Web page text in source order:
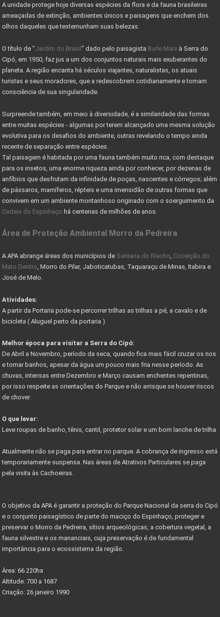
IMÓVEL COM EXCLUSIVIDADE - VENDA RÁPIDO
IMÓVEI
CASAS PRÉ-FABRICADAS MAIS BARATAS E RÁPIDAS
Valor máximo imóvel pago FGTS sobe para R$ 750000
AS 10 LEIS DO INVESTIMENTO EM IMÓVEIS
MERCADO DE RESERVA LEGAL ABRE OPORTUNIDADES
O QUE É RESERVA LEGAL
O QUE SÃO ÁREAS DE PRESERVAÇÃO PERMANENTE
CADASTRO AMBIENTAL RURAL (CAR) -
COMO ESCOLHER UM LOTE OU TERRENO PARA COMPRAR
Nevis Sociedade de Responsabilidade Limitada (LLC)
AS VANTAGENS DE UMA HOLDING FAMILIAR - CONHEÇA
DER AUTORIZA CONSTRUÇÃO DE PONTE RIO DAS VELHAS
COMO FUNCIONA COMISSÃO DO CORRETOR DE IMÓVEIS
GUIA DE TRILHAS SERRA DO CIPÓ
CIPÓ CLASSIC FESTIVAL - COPA DAS CONFEDERAÇÕES
Começa em junho festival de outono serra do cipó
NOVO ACESSO À SERRA DO CIPÓ
CIRCUITO DE CICLOTURISMO NA SERRA DO CIPÓ
Vetor Norte de BH é a bola da vez do mercado
Listas de documentos para Compra de Imóveis...
A unidade protege hoje diversas espécies da flora e da fauna brasileiras
ameaçadas de extinção, ambientes únicos e paisagens que enchem dos
olhos daqueles que testemunham suas belezas.
O título de "Jardim do Brasil " dado pelo paisagista Burle Marx à Serra do
Cipó, em 1950, faz jus a um dos conjuntos naturais mais exuberantes do
planeta. A região encanta há séculos viajantes, naturalistas, os atuais
turistas e seus moradores, que a redescobrem cotidianamente e tomam
consciência de sua singularidade.
Surpreende também, em meio à diversidade, é a similaridade das formas
entre muitas espécies - algumas por terem alcançado uma mesma solução
evolutiva para os desafios do ambiente, outras revelando o tempo ainda
recente de separação entre espécies.
Tal paisagem é habitada por uma fauna também muito rica, com destaque
para os insetos, uma enorme riqueza ainda por conhecer, por dezenas de
anfíbios que desfrutam da infinidade de poças, nascentes e córregos; além
de pássaros, mamíferos, répteis e uma imensidão de outras formas que
convivem em um ambiente montanhoso originado com o soerguimento da
Cadeia do Espinhaço há centenas de milhões de anos.
Área de Proteção Ambiental Morro da Pedreira
A APA abrange áreas dos municípios de Santana do Riacho Coceição do
Mato Dentro , Morro do Pilar, Jaboticatubas, Taquaraçu de Minas, Itabira e
José de Melo.
Atividades:
A partir da Portaria pode-se percorrer trilhas as trilhas a pé, a cavalo e de
bicicleta ( Aluguel perto da portaria )
Melhor época para visitar a Serra do Cipó:
De Abril a Novembro, período da seca, quando fica mais fácil cruzar os rios
e tomar banhos, apesar da água um pouco mais fria nesse período. As
chuvas, intensas entre Dezembro e Março causam enchentes repentinas,
por isso respeite as orientações do Parque e não arrisque se houver riscos
de chover.
O que levar:
Leve roupas de banho, tênis, cantil, protetor solar e um bom lanche de trilha
Atualmente não se paga para entrar no parque. A cobrança de ingresso está
temporariamente suspensa. Nas áreas de Atrativos Particulares se paga
pela visita às Cachoeiras.
O objetivo da APA é garantir a proteção do Parque Nacional da serra do Cipó
e o conjunto paisagístico de parte do maciço do Espinhaço, proteger e
preservar o Morro da Pedreira, sítios arqueológicas, a cobertura vegetal, a
fauna silvestre e os mananciais, cuja preservação é de fundamental
importância para o ecossistema da região.
Área: 66.220ha
Altitude: 700 a 1687
Criação: 26 janeiro 1990